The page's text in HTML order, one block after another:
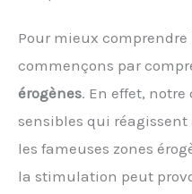
Pour mieux comprendre
commençons par
érogènes. En effet, notre
sensibles qui
les fameuses zones
la stimulation peut